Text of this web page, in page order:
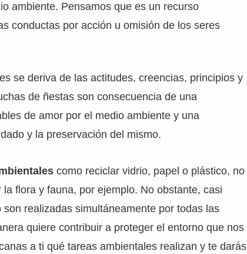
ambiente. Pensamos que es un recurso
conductas por acción u omisión de los seres
se deriva de las actitudes, creencias, principios y
de ñestas son consecuencia de una
de amor por el medio ambiente y una
y la preservación del mismo.
como reciclar vidrio, papel o plástico, no
flora y fauna, por ejemplo. No obstante, casi
realizadas simultáneamente por todas las
quiere contribuir a proteger el entorno que nos
a ti qué tareas ambientales realizan y te darás